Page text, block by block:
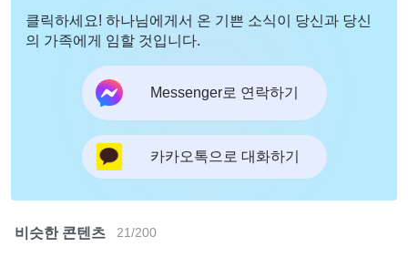
클릭하세요! 하나님에게서 온 기쁜 소식이 당신과 당신
의 가족에게 임할 것입니다.
Messenger로 연락하기
카카오톡으로 대화하기
비슷한 콘텐츠 21/200